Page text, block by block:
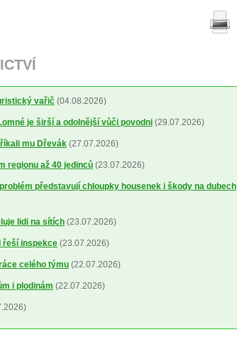
vařič (04.08.2026)
je širší a odolnější vůči povodni (29.07.2026)
mu Dřevák (27.07.2026)
regionu až 40 jedinců (23.07.2026)
představují chloupky housenek i škody na dubech
lidi na sítích (23.07.2026)
řeší inspekce (23.07.2026)
celého týmu (22.07.2026)
i plodinám (22.07.2026)